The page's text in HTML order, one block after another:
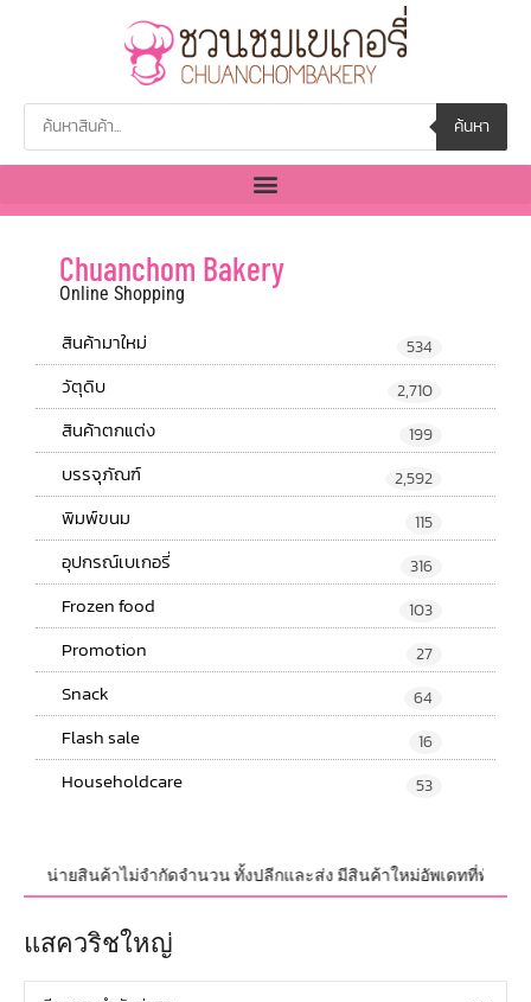
ค้นหา
Chuanchom Bakery
Online Shopping
สินค้ามาใหม่ 534
วัตุดิบ 2,710
สินค้าตกแต่ง 199
บรรจุภัณฑ์ 2,592
พิมพ์ขนม 115
อุปกรณ์เบเกอรี่ 316
Frozen food 103
Promotion 27
Snack 64
Flash sale 16
Householdcare 53
ำหน่ายสินค้าไม่จำกัดจำนวน ทั้งปลีกและส่ง มีสินค้าใหม่อัพเดทที่ทันสมัย
แสควริชใหญ่